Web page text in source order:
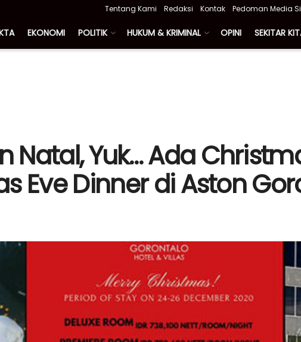
Tentang Kami Redaksi Kontak Pedoman Media
EKONOMI POLITIK HUKUM & KRIMINAL OPINI SEKITAR
Natal, Yuk… Ada
Eve Dinner di Aston